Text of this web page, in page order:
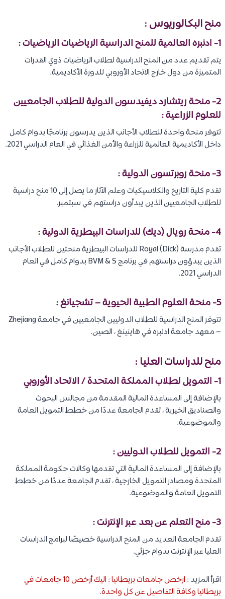
منح البكالوريوس :
1- ادنبره العالمية للمنح الدراسية الرياضيات الرياضيات :
يتم تقديم عدد من المنح الدراسية لطلاب الرياضيات ذوي القدرات
المتميزة من دول خارج الاتحاد الأوروبي للدورة الأكاديمية.
2- منحة ريتشارد ديفيدسون الدولية للطلاب الجامعيين
للعلوم الزراعية :
تتوفر منحة واحدة للطلاب الأجانب الذين يدرسون برنامجًا بدوام كامل
داخل الأكاديمية العالمية للزراعة والأمن الغذائي في العام الدراسي 2021.
3- منحة روبرتسون الدولية :
تقدم كلية التاريخ والكلاسيكيات وعلم الآثار ما يصل إلى 10 منح دراسية
للطلاب الجامعيين الذين يبدأون دراستهم في سبتمبر.
4- منحة رويال (ديك) للدراسات البيطرية الدولية :
تقدم مدرسة Royal (Dick) للدراسات البيطرية منحتين للطلاب الأجانب
الذين يبدؤون دراستهم في برنامج BVM & S بدوام كامل في العام
الدراسي 2021.
5- منحة العلوم الطبية الحيوية – تشجيانغ :
تتوفر المنح الدراسية للطلاب الدوليين الجامعيين في جامعة Zhejiang
– معهد جامعة ادنبره في هاينينغ ، الصين.
منح للدراسات العليا :
1- التمويل لطلاب المملكة المتحدة / الاتحاد الأوروبي
بالإضافة إلى المساعدة المالية المقدمة من مجالس البحوث
والصناديق الخيرية ، تقدم الجامعة عددًا من خطط التمويل العامة
والموضوعية.
2- التمويل للطلاب الدوليين :
بالإضافة إلى المساعدة المالية التي تقدمها وكالات حكومة المملكة
المتحدة ومصادر التمويل الخارجية ، تقدم الجامعة عددًا من خطط
التمويل العامة والموضوعية.
3- منح التعلم عن بعد عبر الإنترنت :
تقدم الجامعة العديد من المنح الدراسية خصيصًا لبرامج الدراسات
العليا عبر الإنترنت بدوام جزئي.
اقرأ المزيد :
ارخص جامعات بريطانيا : اليك أرخص 10 جامعات في
بريطانيا وكافة التفاصيل عن كل واحدة.